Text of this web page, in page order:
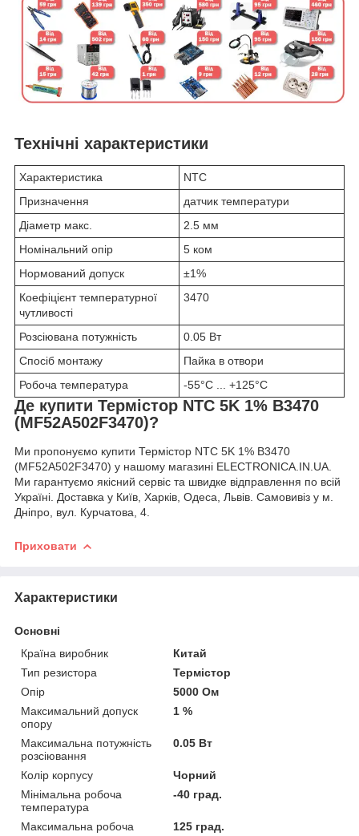
Технічні характеристики
Характеристика
NTC
Призначення
датчик температури
Діаметр макс.
2.5 мм
Номінальний опір
5 ком
Нормований допуск
±1%
Коефіцієнт температурної
чутливості
3470
Розсіювана потужність
0.05 Вт
Спосіб монтажу
Пайка в отвори
Робоча температура
-55°C ... +125°C
Де купити Термістор NTC 5K 1% B3470
(MF52A502F3470)?
Ми пропонуємо купити Термістор NTC 5K 1% B3470
(MF52A502F3470) у нашому магазині ELECTRONICA.IN.UA.
Ми гарантуємо якісний сервіс та швидке відправлення по всій
Україні. Доставка у Київ, Харків, Одеса, Львів. Самовивіз у м.
Дніпро, вул. Курчатова, 4.
Приховати
Характеристики
Основні
Країна виробник
Китай
Тип резистора
Термістор
Опір
5000 Ом
Максимальний допуск
опору
1 %
Максимальна потужність
розсіювання
0.05 Вт
Колір корпусу
Чорний
Мінімальна робоча
температура
-40 град.
Максимальна робоча
125 град.